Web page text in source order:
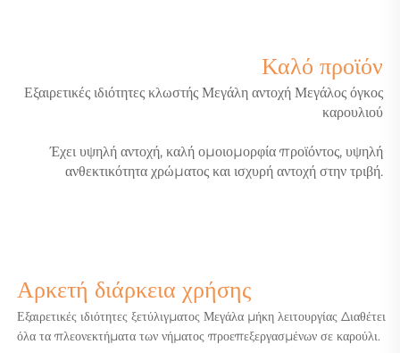
Καλό προϊόν
Εξαιρετικές ιδιότητες κλωστής Μεγάλη αντοχή Μεγάλος όγκος
καρουλιού
Έχει υψηλή αντοχή, καλή ομοιομορφία προϊόντος, υψηλή
ανθεκτικότητα χρώματος και ισχυρή αντοχή στην τριβή.
Αρκετή διάρκεια χρήσης
Εξαιρετικές ιδιότητες ξετύλιγματος Μεγάλα μήκη λειτουργίας Διαθέτει
όλα τα πλεονεκτήματα των νήματος προεπεξεργασμένων σε καρούλι.